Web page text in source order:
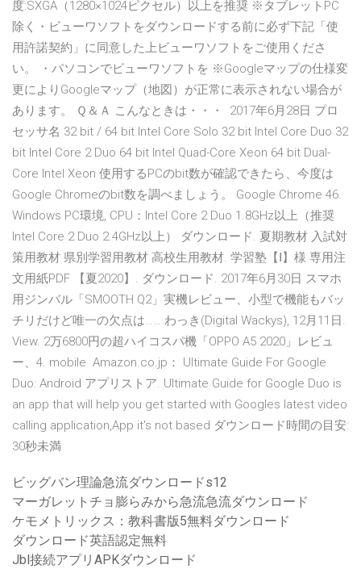
度:SXGA（1280×1024ピクセル）以上を推奨 ※タブレットPC
除く・ビューワソフトをダウンロードする前に必ず下記「使
用許諾契約」に同意した上ビューワソフトをご使用くださ
い。 ・パソコンでビューワソフトを ※Googleマップの仕様変
更によりGoogleマップ（地図）が正常に表示されない場合が
あります。 Ｑ＆Ａ こんなときは・・・ 2017年6月28日 プロ
セッサ名 32 bit / 64 bit Intel Core Solo 32 bit Intel Core Duo 32
bit Intel Core 2 Duo 64 bit Intel Quad-Core Xeon 64 bit Dual-
Core Intel Xeon 使用するPCのbit数が確認できたら、今度は
Google Chromeのbit数を調べましょう。 Google Chrome 46.
Windows PC環境, CPU：Intel Core 2 Duo 1.8GHz以上（推奨
Intel Core 2 Duo 2.4GHz以上） ダウンロード. 夏期教材 入試対
策用教材 県別学習用教材 高校生用教材. 学習塾【Ⅰ】様 専用注
文用紙PDF 【夏2020】. ダウンロード. 2017年6月30日 スマホ
用ジンバル「SMOOTH Q2」実機レビュー、小型で機能もバッ
チリだけど唯一の欠点は…… わっき(Digital Wackys), 12月11日.
View. 2万6800円の超ハイコスパ機「OPPO A5 2020」レビュ
ー、4. mobile Amazon.co.jp： Ultimate Guide For Google
Duo: Android アプリストア. Ultimate Guide for Google Duo is
an app that will help you get started with Googles latest video
calling application,App it's not based ダウンロード時間の目安:
30秒未満
ビッグバン理論急流ダウンロードs12
マーガレットチョ膨らみから急流急流ダウンロード
ケモメトリックス：教科書版5無料ダウンロード
ダウンロード英語認定無料
Jbl接続アプリAPKダウンロード